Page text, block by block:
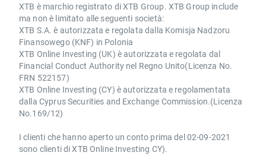
XTB è marchio registrato di XTB Group. XTB Group include
ma non è limitato alle seguenti società:
XTB S.A. è autorizzata e regolata dalla Komisja Nadzoru
Finansowego (KNF) in Polonia
XTB Online Investing (UK) è autorizzata e regolata dal
Financial Conduct Authority nel Regno Unito(Licenza No.
FRN 522157)
XTB Online Investing (CY) è autorizzata e regolamentata
dalla Cyprus Securities and Exchange Commission.(Licenza
No.169/12)
I clienti che hanno aperto un conto prima del 02-09-2021
sono clienti di XTB Online Investing CY).